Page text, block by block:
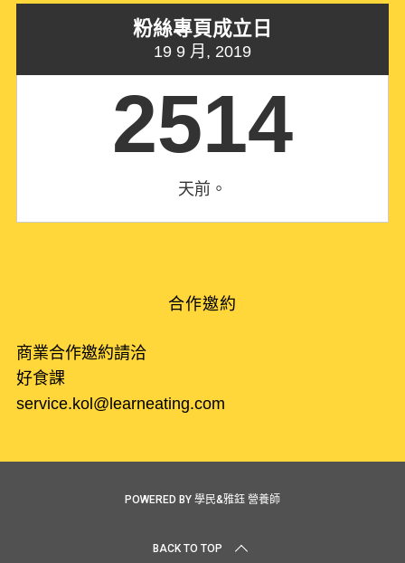
粉絲專頁成立日
19 9 月, 2019
2514
天前。
合作邀約
商業合作邀約請洽
好食課
service.kol@learneating.com
POWERED BY 學民&雅鈺 營養師
BACK TO TOP